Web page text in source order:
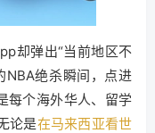
却弹出“当前地区不
NBA绝杀瞬间，点进
每个海外华人、留学
论是在马来西亚看世